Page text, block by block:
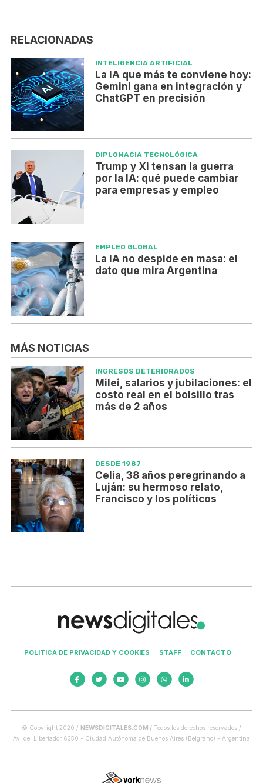
RELACIONADAS
INTELIGENCIA ARTIFICIAL
La IA que más te conviene hoy:
Gemini gana en integración y
ChatGPT en precisión
DIPLOMACIA TECNOLÓGICA
Trump y Xi tensan la guerra
por la IA: qué puede cambiar
para empresas y empleo
EMPLEO GLOBAL
La IA no despide en masa: el
dato que mira Argentina
MÁS NOTICIAS
INGRESOS DETERIORADOS
Milei, salarios y jubilaciones: el
costo real en el bolsillo tras
más de 2 años
DESDE 1987
Celia, 38 años peregrinando a
Luján: su hermoso relato,
Francisco y los políticos
POLITICA DE PRIVACIDAD Y COOKIES STAFF CONTACTO
© Copyright 2020 / NEWSDIGITALES.COM / Todos los derechos reservados /
Av. del Libertador 6350 - Ciudad Autónoma de Buenos Aires (Belgrano) - Argentina